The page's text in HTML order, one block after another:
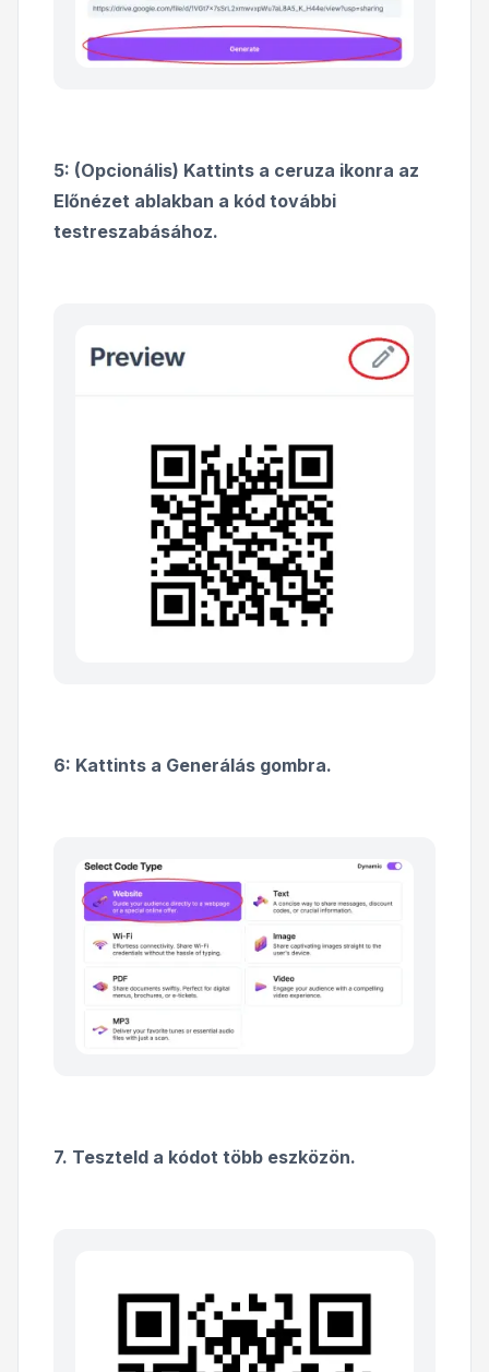
5: (Opcionális) Kattints a ceruza ikonra az
Előnézet ablakban a kód további
testreszabásához.
6: Kattints a Generálás gombra.
7. Teszteld a kódot több eszközön.